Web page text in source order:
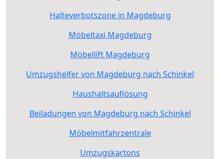
Halteverbotszone in Magdeburg
Möbeltaxi Magdeburg
Möbellift Magdeburg
Umzugshelfer von Magdeburg nach Schinkel
Haushaltsauflösung
Beiladungen von Magdeburg nach Schinkel
Möbelmitfahrzentrale
Umzugskartons